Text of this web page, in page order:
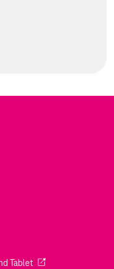
neuen Tab geöffnet)
Tab geöffnet)
Tablet(Wird in einem